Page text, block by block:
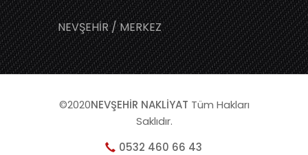
NEVŞEHİR / MERKEZ
©2020NEVŞEHİR NAKLİYAT Tüm Hakları
Saklıdır.
0532 460 66 43